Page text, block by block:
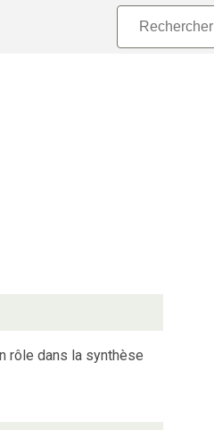
rôle dans la synthèse